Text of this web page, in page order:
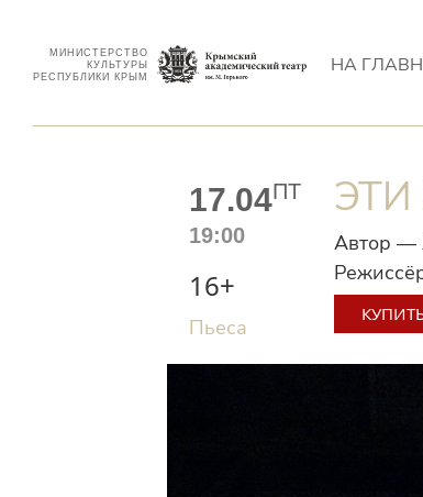
МИНИСТЕРСТВО
КУЛЬТУРЫ
РЕСПУБЛИКИ КРЫМ
НА
17.04ПТ
19:00
16+
Автор —
Пьеса